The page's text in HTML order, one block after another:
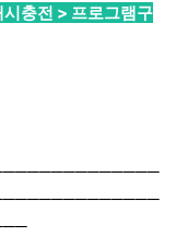
충전 > 프로그램구